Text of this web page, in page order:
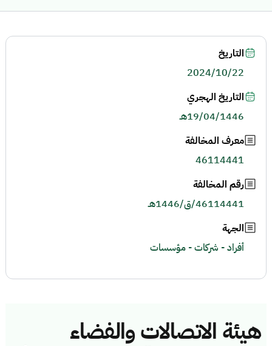
هيئة الاتصالات والفضاء
التاريخ
2024/10/22
التاريخ الهجري
19/04/1446هـ
معرف المخالفة
46114441
رقم المخالفة
46114441/ق/1446هـ
الجهة
أفراد - شركات - مؤسسات